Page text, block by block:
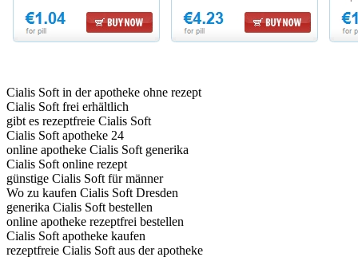
Cialis Soft in der apotheke ohne rezept
Cialis Soft frei erhältlich
gibt es rezeptfreie Cialis Soft
Cialis Soft apotheke 24
online apotheke Cialis Soft generika
Cialis Soft online rezept
günstige Cialis Soft für männer
Wo zu kaufen Cialis Soft Dresden
generika Cialis Soft bestellen
online apotheke rezeptfrei bestellen
Cialis Soft apotheke kaufen
rezeptfreie Cialis Soft aus der apotheke